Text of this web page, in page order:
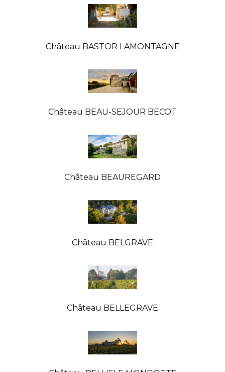
Château BASTOR LAMONTAGNE
Château BEAU-SEJOUR BECOT
Château BEAUREGARD
Château BELGRAVE
Château BELLEGRAVE